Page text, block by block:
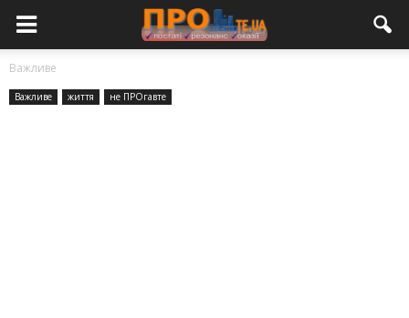
Важливе
Важливе життя не ПРОгавте